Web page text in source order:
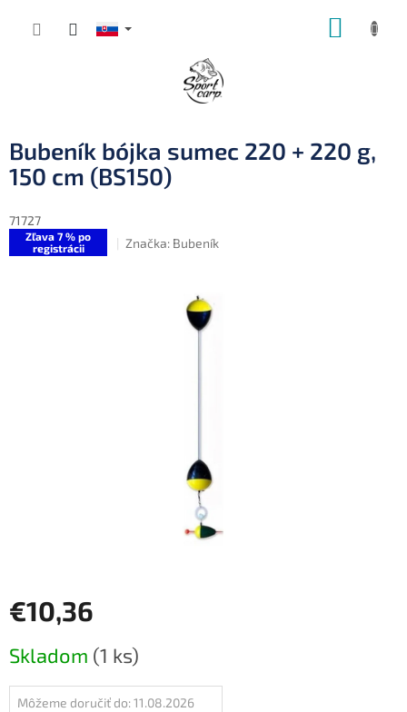
Bubeník bójka sumec 220 + 220 g,
150 cm (BS150)
71727
Zľava 7 % po
registrácii
Značka: Bubeník
€10,36
cena:
Skladom (1 ks)
Môžeme doručiť do: 11.08.2026